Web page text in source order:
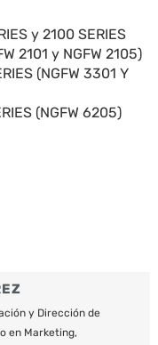
y 2100 SERIES
2101 y NGFW 2105)
(NGFW 3301 Y
(NGFW 6205)
y Dirección de
en Marketing,